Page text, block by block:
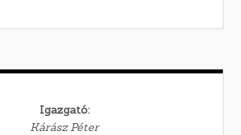
Igazgató:
Kárász Péter